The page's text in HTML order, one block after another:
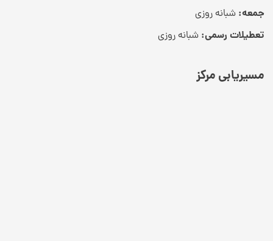
جمعه: شبانه روزی
تعطیلات رسمی: شبانه روزی
مسیریابی مرکز